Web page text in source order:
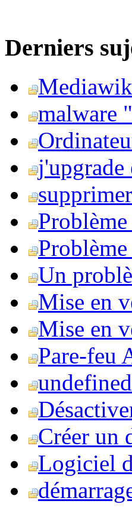
Derniers
malware
j'upgrade
Un
Mise en
Mise en
Pare-feu
Créer un
Logiciel